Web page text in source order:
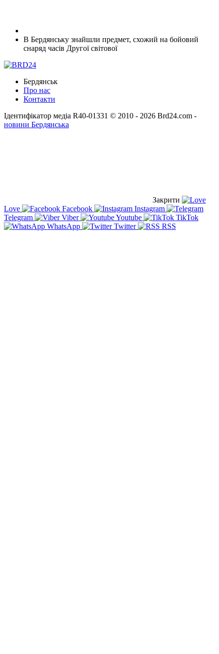
В Бердянську знайшли предмет, схожий на бойовий
снаряд часів Другої світової
Бердянськ
Про нас
Контакти
Ідентифікатор медіа R40-01331 © 2010 - 2026 Brd24.com -
новини Бердянська
Закрити
Love
Facebook
Instagram
Telegram
Viber Youtube
TikTok
WhatsApp
Twitter RSS